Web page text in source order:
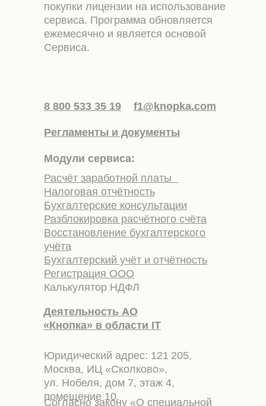
8 800 533 35 19 f1@knopka.com
Регламенты и документы
Модули сервиса:
Расчёт заработной платы
Налоговая отчётность
Бухгалтерские консультации
Разблокировка расчётного счёта
Восстановление бухгалтерского
учёта
Бухгалтерский учёт и отчётность
Регистрация ООО
Калькулятор НДФЛ
Деятельность АО
«Кнопка» в области IT
Юридический адрес: 121 205,
Москва, ИЦ «Сколково»,
ул. Нобеля, дом 7, этаж 4,
помещение 10.
Согласно закону «О специальной
покупки лицензии на использование
сервиса. Программа обновляется
ежемесячно и является основой
Сервиса.